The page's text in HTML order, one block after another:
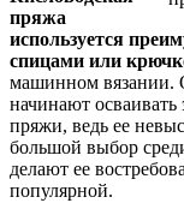
пряжа
используется
спицами или
машинном вязании.
начинают
пряжи, ведь ее
большой выбор
делают ее
популярной.